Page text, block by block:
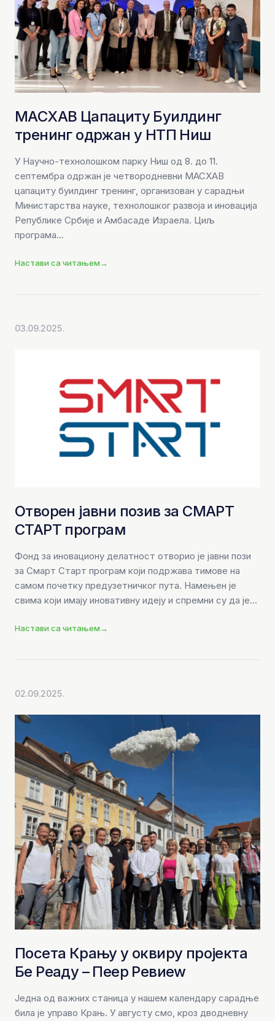
МАСХАВ Цапацитy Буилдинг
тренинг одржан у НТП Ниш
У Научно-технолошком парку Ниш од 8. до 11.
септембра одржан је четвородневни МАСХАВ
цапацитy буилдинг тренинг, организован у сарадњи
Министарства науке, технолошког развоја и иновација
Републике Србије и Амбасаде Израела. Циљ
програма...
Настави са читањем→
03.09.2025.
Отворен јавни позив за СМАРТ
СТАРТ програм
Фонд за иновациону делатност отворио је јавни пози
за Смарт Старт програм који подржава тимове на
самом почетку предузетничког пута. Намењен је
свима који имају иновативну идеју и спремни су да је...
Настави са читањем→
02.09.2025.
Посета Крању у оквиру пројекта
Бе Реадy – Пеер Ревиеw
Једна од важних станица у нашем календару сарадње
била је управо Крањ. У августу смо, кроз дводневну